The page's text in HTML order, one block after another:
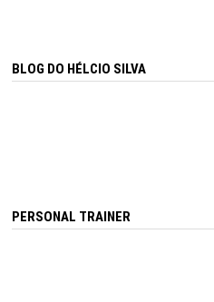
BLOG DO HÉLCIO SILVA
PERSONAL TRAINER